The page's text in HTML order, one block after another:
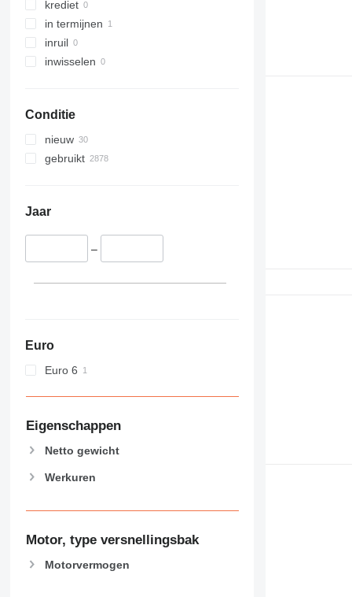
krediet
in termijnen
inruil
inwisselen
Conditie
nieuw
gebruikt
Jaar
–
Euro
Euro 6
Eigenschappen
Netto gewicht
Werkuren
Motor, type versnellingsbak
Motorvermogen